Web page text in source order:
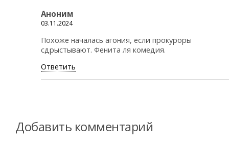
Аноним
03.11.2024
Похоже началась агония, если прокуроры
сдрыстывают. Фенита ля комедия.
Ответить
Добавить комментарий